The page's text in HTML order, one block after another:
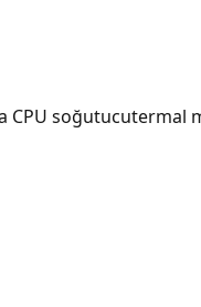
CPU soğutucutermal